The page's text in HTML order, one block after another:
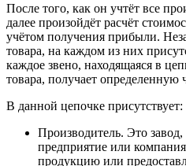
После того, как он учтёт все
далее произойдёт расчёт
учётом получения прибыли.
товара, на каждом из них
каждое звено, находящаяся в
товара, получает определенную
В данной цепочке присутствует:
Производитель. Это
предприятие или
продукцию или